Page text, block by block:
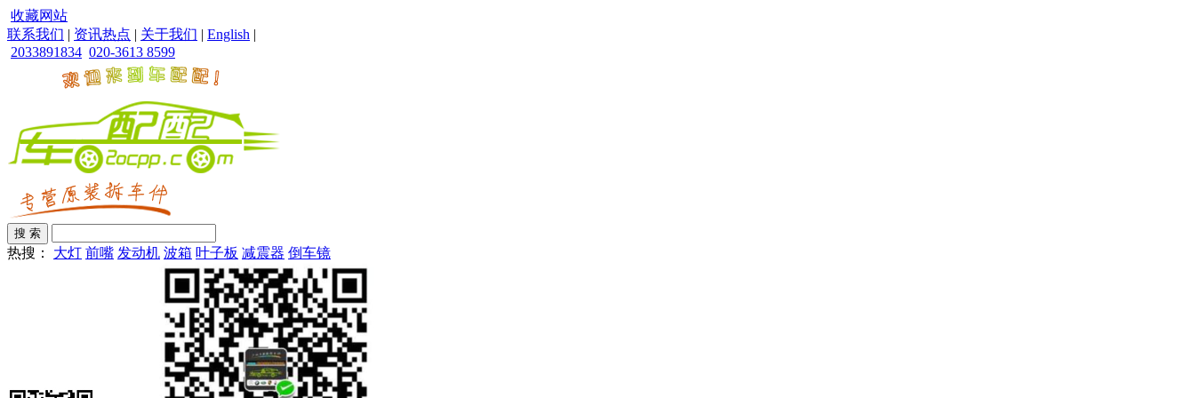
收藏网站
联系我们 | 资讯热点 | 关于我们 | English |
2033891834 020-3613 8599
热搜： 大灯 前嘴 发动机 波箱 叶子板 减震器 倒车镜